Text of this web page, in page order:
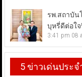
รพ.สถาบัน
บุหรี่ดีต่อใ
3:41 pm 08
5 ข่าวเด่นประจ